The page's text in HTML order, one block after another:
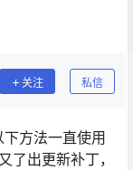
关注 私信
方法一直使用
了出更新补丁，